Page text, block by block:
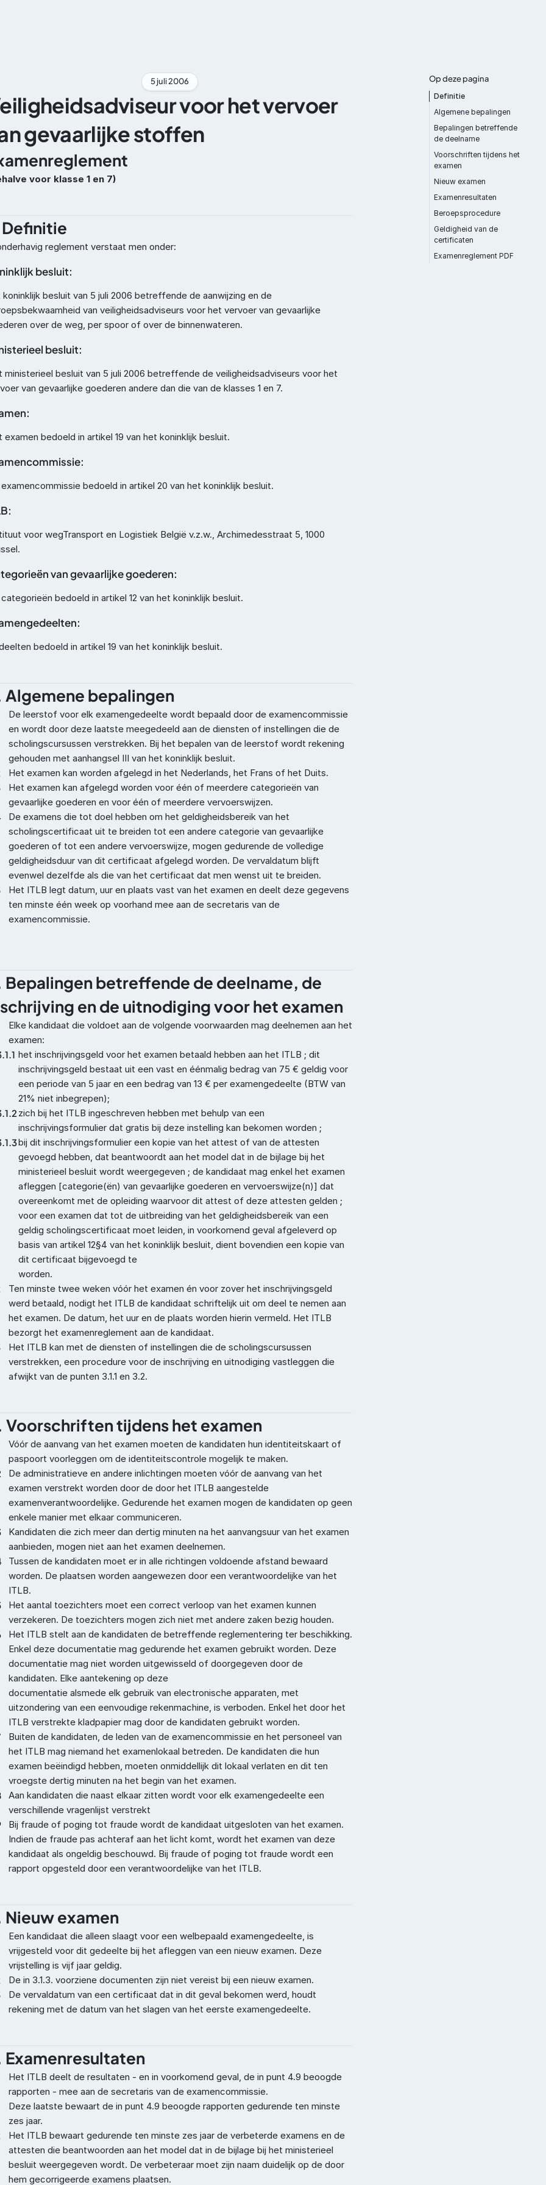
5 juli 2006
voor het vervoer
gevaarlijke stoffen
voor klasse 1 en 7)
Definitie
reglement verstaat men onder:
besluit:
koninklijk besluit van 5 juli 2006 betreffende de aanwijzing en de
van veiligheidsadviseurs voor het vervoer van gevaarlijke
over de weg, per spoor of over de binnenwateren.
besluit:
ministerieel besluit van 5 juli 2006 betreffende de veiligheidsadviseurs voor het
van gevaarlijke goederen andere dan die van de klasses 1 en 7.
examen bedoeld in artikel 19 van het koninklijk besluit.
bedoeld in artikel 20 van het koninklijk besluit.
voor wegTransport en Logistiek België v.z.w., Archimedesstraat 5, 1000
van gevaarlijke goederen:
bedoeld in artikel 12 van het koninklijk besluit.
bedoeld in artikel 19 van het koninklijk besluit.
Algemene bepalingen
De leerstof voor elk examengedeelte wordt bepaald door de examencommissie
en wordt door deze laatste meegedeeld aan de diensten of instellingen die de
scholingscursussen verstrekken. Bij het bepalen van de leerstof wordt rekening
gehouden met aanhangsel III van het koninklijk besluit.
Het examen kan worden afgelegd in het Nederlands, het Frans of het Duits.
Het examen kan afgelegd worden voor één of meerdere categorieën van
gevaarlijke goederen en voor één of meerdere vervoerswijzen.
De examens die tot doel hebben om het geldigheidsbereik van het
scholingscertificaat uit te breiden tot een andere categorie van gevaarlijke
goederen of tot een andere vervoerswijze, mogen gedurende de volledige
geldigheidsduur van dit certificaat afgelegd worden. De vervaldatum blijft
evenwel dezelfde als die van het certificaat dat men wenst uit te breiden.
Het ITLB legt datum, uur en plaats vast van het examen en deelt deze gegevens
ten minste één week op voorhand mee aan de secretaris van de
examencommissie.
Bepalingen betreffende de deelname, de
en de uitnodiging voor het examen
Elke kandidaat die voldoet aan de volgende voorwaarden mag deelnemen aan het
examen:
het inschrijvingsgeld voor het examen betaald hebben aan het ITLB ; dit
inschrijvingsgeld bestaat uit een vast en éénmalig bedrag van 75 € geldig voor
een periode van 5 jaar en een bedrag van 13 € per examengedeelte (BTW van
21% niet inbegrepen);
zich bij het ITLB ingeschreven hebben met behulp van een
inschrijvingsformulier dat gratis bij deze instelling kan bekomen worden ;
bij dit inschrijvingsformulier een kopie van het attest of van de attesten
gevoegd hebben, dat beantwoordt aan het model dat in de bijlage bij het
ministerieel besluit wordt weergegeven ; de kandidaat mag enkel het examen
afleggen [categorie(ën) van gevaarlijke goederen en vervoerswijze(n)] dat
overeenkomt met de opleiding waarvoor dit attest of deze attesten gelden ;
voor een examen dat tot de uitbreiding van het geldigheidsbereik van een
geldig scholingscertificaat moet leiden, in voorkomend geval afgeleverd op
basis van artikel 12§4 van het koninklijk besluit, dient bovendien een kopie van
dit certificaat bijgevoegd te
worden.
Ten minste twee weken vóór het examen én voor zover het inschrijvingsgeld
werd betaald, nodigt het ITLB de kandidaat schriftelijk uit om deel te nemen aan
het examen. De datum, het uur en de plaats worden hierin vermeld. Het ITLB
bezorgt het examenreglement aan de kandidaat.
Het ITLB kan met de diensten of instellingen die de scholingscursussen
verstrekken, een procedure voor de inschrijving en uitnodiging vastleggen die
afwijkt van de punten 3.1.1 en 3.2.
Voorschriften tijdens het examen
Vóór de aanvang van het examen moeten de kandidaten hun identiteitskaart of
paspoort voorleggen om de identiteitscontrole mogelijk te maken.
De administratieve en andere inlichtingen moeten vóór de aanvang van het
examen verstrekt worden door de door het ITLB aangestelde
examenverantwoordelijke. Gedurende het examen mogen de kandidaten op geen
enkele manier met elkaar communiceren.
Kandidaten die zich meer dan dertig minuten na het aanvangsuur van het examen
aanbieden, mogen niet aan het examen deelnemen.
Tussen de kandidaten moet er in alle richtingen voldoende afstand bewaard
worden. De plaatsen worden aangewezen door een verantwoordelijke van het
ITLB.
Het aantal toezichters moet een correct verloop van het examen kunnen
verzekeren. De toezichters mogen zich niet met andere zaken bezig houden.
Het ITLB stelt aan de kandidaten de betreffende reglementering ter beschikking.
Enkel deze documentatie mag gedurende het examen gebruikt worden. Deze
documentatie mag niet worden uitgewisseld of doorgegeven door de
kandidaten. Elke aantekening op deze
documentatie alsmede elk gebruik van electronische apparaten, met
uitzondering van een eenvoudige rekenmachine, is verboden. Enkel het door het
ITLB verstrekte kladpapier mag door de kandidaten gebruikt worden.
Buiten de kandidaten, de leden van de examencommissie en het personeel van
het ITLB mag niemand het examenlokaal betreden. De kandidaten die hun
examen beëindigd hebben, moeten onmiddellijk dit lokaal verlaten en dit ten
vroegste dertig minuten na het begin van het examen.
Aan kandidaten die naast elkaar zitten wordt voor elk examengedeelte een
verschillende vragenlijst verstrekt
Bij fraude of poging tot fraude wordt de kandidaat uitgesloten van het examen.
Indien de fraude pas achteraf aan het licht komt, wordt het examen van deze
kandidaat als ongeldig beschouwd. Bij fraude of poging tot fraude wordt een
rapport opgesteld door een verantwoordelijke van het ITLB.
Nieuw examen
Een kandidaat die alleen slaagt voor een welbepaald examengedeelte, is
vrijgesteld voor dit gedeelte bij het afleggen van een nieuw examen. Deze
vrijstelling is vijf jaar geldig.
De in 3.1.3. voorziene documenten zijn niet vereist bij een nieuw examen.
De vervaldatum van een certificaat dat in dit geval bekomen werd, houdt
rekening met de datum van het slagen van het eerste examengedeelte.
Examenresultaten
Het ITLB deelt de resultaten - en in voorkomend geval, de in punt 4.9 beoogde
rapporten - mee aan de secretaris van de examencommissie.
Deze laatste bewaart de in punt 4.9 beoogde rapporten gedurende ten minste
zes jaar.
Het ITLB bewaart gedurende ten minste zes jaar de verbeterde examens en de
attesten die beantwoorden aan het model dat in de bijlage bij het ministerieel
besluit weergegeven wordt. De verbeteraar moet zijn naam duidelijk op de door
hem gecorrigeerde examens plaatsen.
Op deze pagina
Definitie
Algemene bepalingen
Bepalingen betreffende
de deelname
Voorschriften tijdens het
examen
Nieuw examen
Examenresultaten
Beroepsprocedure
Geldigheid van de
certificaten
Examenreglement PDF